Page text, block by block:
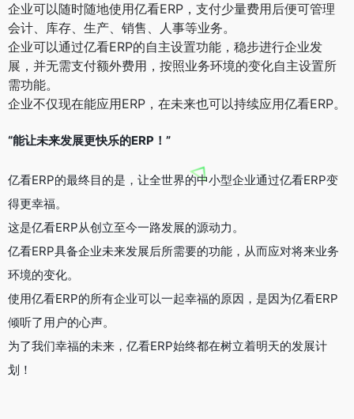
企业可以随时随地使用亿看ERP，支付少量费用后便可管理
会计、库存、生产、销售、人事等业务。
企业可以通过亿看ERP的自主设置功能，稳步进行企业发
展，并无需支付额外费用，按照业务环境的变化自主设置所
需功能。
企业不仅现在能应用ERP，在未来也可以持续应用亿看ERP。
“能让未来发展更快乐的ERP！”
亿看ERP的最终目的是，让全世界的中小型企业通过亿看ERP变
得更幸福。
这是亿看ERP从创立至今一路发展的源动力。
亿看ERP具备企业未来发展后所需要的功能，从而应对将来业务
环境的变化。
使用亿看ERP的所有企业可以一起幸福的原因，是因为亿看ERP
倾听了用户的心声。
为了我们幸福的未来，亿看ERP始终都在树立着明天的发展计
划！